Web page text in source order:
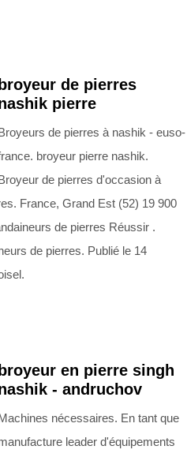
broyeur de pierres
pierre
de pierres à nashik - euso-
broyeur pierre nashik.
de pierres d'occasion à
France, Grand Est (52) 19 900
de pierres Réussir .
de pierres. Publié le 14
broyeur en pierre singh
- andruchov
nécessaires. En tant que
leader d'équipements